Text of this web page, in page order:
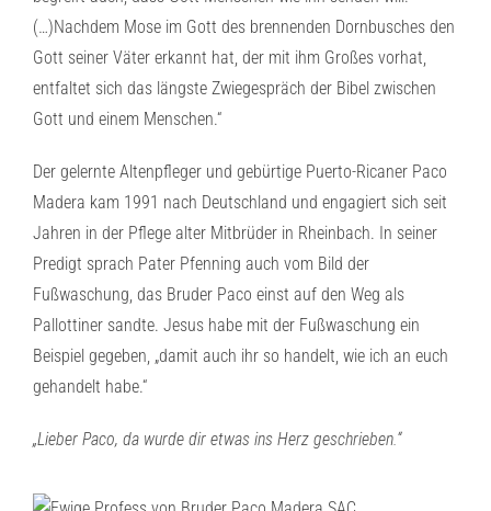
(…)Nachdem Mose im Gott des brennenden Dornbusches den
Gott seiner Väter erkannt hat, der mit ihm Großes vorhat,
entfaltet sich das längste Zwiegespräch der Bibel zwischen
Gott und einem Menschen.“
Der gelernte Altenpfleger und gebürtige Puerto-Ricaner Paco
Madera kam 1991 nach Deutschland und engagiert sich seit
Jahren in der Pflege alter Mitbrüder in Rheinbach. In seiner
Predigt sprach Pater Pfenning auch vom Bild der
Fußwaschung, das Bruder Paco einst auf den Weg als
Pallottiner sandte. Jesus habe mit der Fußwaschung ein
Beispiel gegeben, „damit auch ihr so handelt, wie ich an euch
gehandelt habe.“
„Lieber Paco, da wurde dir etwas ins Herz geschrieben.“